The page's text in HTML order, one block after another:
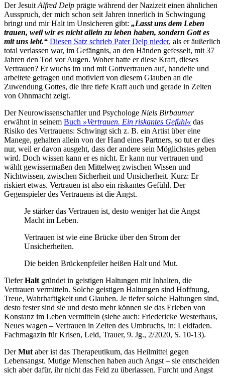
Der Jesuit Alfred Delp prägte während der Nazizeit einen ähnlichen
Ausspruch, der mich schon seit Jahren innerlich in Schwingung
bringt und mir Halt im Unsicheren gibt: „Lasst uns dem Leben
trauen, weil wir es nicht allein zu leben haben, sondern Gott es
mit uns lebt.“ Diesen Satz schrieb Pater Delp nieder, als er äußerlich
total verlassen war, im Gefängnis, an den Händen gefesselt, mit 37
Jahren den Tod vor Augen. Woher hatte er diese Kraft, dieses
Vertrauen? Er wuchs im und mit Gottvertrauen auf, handelte und
arbeitete getragen und motiviert von diesem Glauben an die
Zuwendung Gottes, die ihre tiefe Kraft auch und gerade in Zeiten
von Ohnmacht zeigt.
Der Neurowissenschaftler und Psychologe Niels Birbaumer
erwähnt in seinem Buch »Vertrauen. Ein riskantes Gefühl« das
Risiko des Vertrauens: Schwingt sich z. B. ein Artist über eine
Manege, gehalten allein von der Hand eines Partners, so tut er dies
nur, weil er davon ausgeht, dass der andere sein Möglichstes geben
wird. Doch wissen kann er es nicht. Er kann nur vertrauen und
wählt gewissermaßen den Mittelweg zwischen Wissen und
Nichtwissen, zwischen Sicherheit und Unsicherheit. Kurz: Er
riskiert etwas. Vertrauen ist also ein riskantes Gefühl. Der
Gegenspieler des Vertrauens ist die Angst.
Je stärker das Vertrauen ist, desto weniger hat die Angst
Macht im Leben.
Vertrauen ist wie eine Brücke über den Strom der
Unsicherheiten.
Die beiden Brückenpfeiler heißen Halt und Mut.
TieferHalt gründet in geistigen Haltungen mit Inhalten, die
Vertrauen vermitteln. Solche geistigen Haltungen sind Hoffnung,
Treue, Wahrhaftigkeit und Glauben. Je tiefer solche Haltungen sind,
desto fester sind sie und desto mehr können sie das Erleben von
Konstanz im Leben vermitteln (siehe auch: Friedericke Westerhaus,
Neues wagen – Vertrauen in Zeiten des Umbruchs, in: Leidfaden.
Fachmagazin für Krisen, Leid, Trauer, 9. Jg., 2/2020, S. 10-13).
DerMut aber ist das Therapeutikum, das Heilmittel gegen
Lebensangst. Mutige Menschen haben auch Angst – sie entscheiden
sich aber dafür, ihr nicht das Feld zu überlassen. Furcht und Angst